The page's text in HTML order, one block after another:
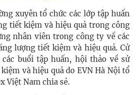
xuyên tổ chức các lớp tập huấn
tiết kiệm và hiệu quả trong công
nhân viên trong công ty về các
lượng tiết kiệm và hiệu quả. Cử
buổi tập huấn, hội thảo về sử
và hiệu quả do EVN Hà Nội tổ
Việt Nam chia sẻ.